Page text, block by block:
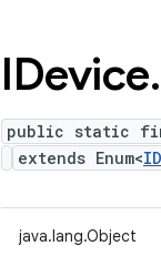
IDevice.
public static
extends Enum<
java.lang.Object